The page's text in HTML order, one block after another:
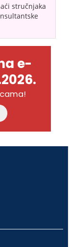
stručnjaka
e-